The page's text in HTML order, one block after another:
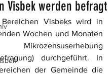
Visbek werden befragt
Visbeks wird in
Wochen und Monaten
durchgeführt. In
der Gemeinde die